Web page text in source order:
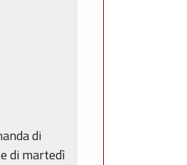
di
di martedì